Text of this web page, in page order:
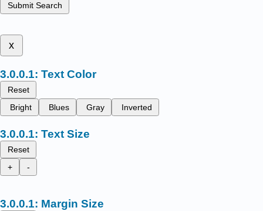
Submit Search
x
Text Color
Reset
Bright
Blues Gray Inverted
Text Size
Reset
+
-
Margin Size